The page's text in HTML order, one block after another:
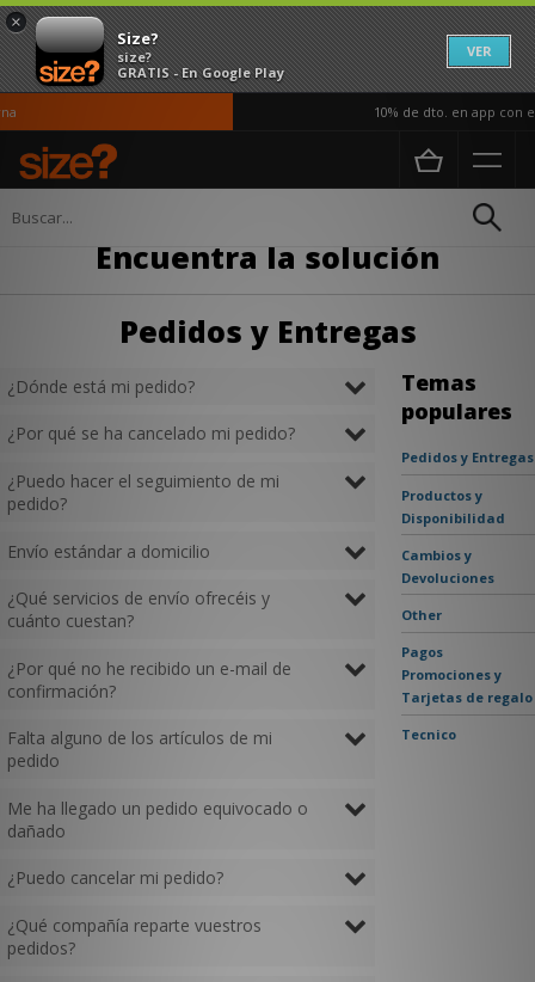
×
Size?
size?
GRATIS - En Google Play
VER
10% de dto. en app con el
inicio>Ayuda >
Encuentra la solución
Pedidos y Entregas
¿Dónde está mi pedido?
¿Por qué se ha cancelado mi pedido?
¿Puedo hacer el seguimiento de mi
pedido?
Envío estándar a domicilio
¿Qué servicios de envío ofrecéis y
cuánto cuestan?
¿Por qué no he recibido un e-mail de
confirmación?
Falta alguno de los artículos de mi
pedido
Me ha llegado un pedido equivocado o
dañado
¿Puedo cancelar mi pedido?
¿Qué compañía reparte vuestros
pedidos?
Temas
populares
Pedidos y Entregas
Productos y
Disponibilidad
Cambios y
Devoluciones
Other
Pagos
Promociones y
Tarjetas de regalo
Tecnico